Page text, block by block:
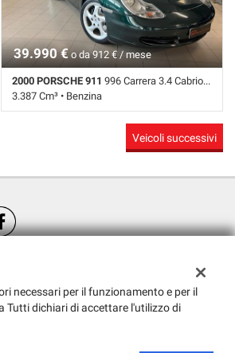
Regolazione elettrica sedili • Servosterzo •
Specchietti laterali elettrici
39.990 €o da 912 € / mese
2000 PORSCHE 911 996 Carrera 3.4 Cabrio 300CV VERDE ORIGINALE !
3.387 Cm³ • Benzina
130.490 Km • Cambio Automatico (6) • Verde
metallizzato • 2 Porte • ABS • Airbag • Airbag
laterali • Airbag Passeggero • Alzacristalli
Regolazione elettrica sedili • Sedile
posteriore sdoppiato • Servosterzo •
Veicoli successivi
necessari per il funzionamento e per il
Tutti dichiari di accettare l'utilizzo di